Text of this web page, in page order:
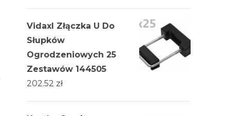
Vidaxl Złączka U Do
Słupków
Ogrodzeniowych 25
Zestawów 144505
202.52 zł